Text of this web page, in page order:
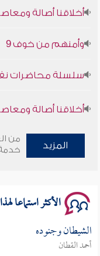
أخلاقنا أصالة
وأمنهم من خوف 9
سلسلة محاضرات نفحات
أخلاقنا أصالة
وأمنهم من خوف 9
المزيد
من
خدمة
الأكثر استماعا
الشيطان وجنوده
أحمد القطان